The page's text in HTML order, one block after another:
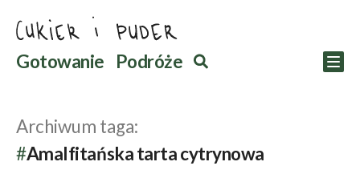
do
treści
Szukaj
Gotowanie Podróże Szukaj
Archiwum taga:
Amalfitańska tarta cytrynowa